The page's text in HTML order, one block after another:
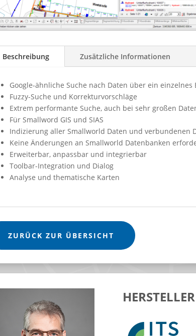
Beschreibung Zusätzliche Informationen
Google-ähnliche Suche nach Daten über ein einzelnes
Fuzzy-Suche und Korrekturvorschläge
Extrem performante Suche, auch bei sehr großen
Für Smallword GIS und SIAS
Indizierung aller Smallworld Daten und verbundenen
Keine Änderungen an Smallworld Datenbanken
Erweiterbar, anpassbar und integrierbar
Toolbar-Integration und Dialog
Analyse und thematische Karten
ZURÜCK ZUR ÜBERSICHT